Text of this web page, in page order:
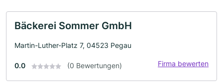
Bäckerei Sommer GmbH
Martin-Luther-Platz 7, 04523 Pegau
0.0 (0 Bewertungen) Firma bewerten